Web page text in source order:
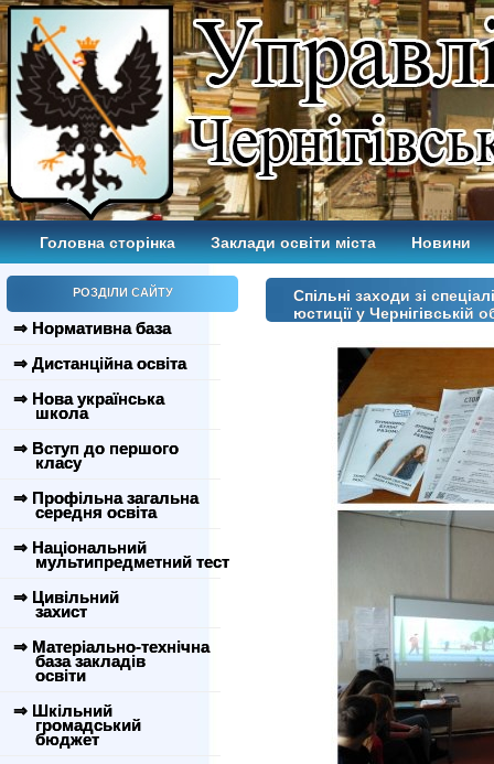
Головна сторінка Заклади освіти міста Новини
РОЗДІЛИ САЙТУ
⇒ Нормативна база
⇒ Дистанційна освіта
⇒ Нова українська
школа
⇒ Вступ до першого
класу
⇒ Профільна загальна
середня освіта
⇒ Національний
мультипредметний тест
⇒ Цивільний
захист
⇒ Матеріально-технічна
база закладів
освіти
⇒ Шкільний
громадський
бюджет
Спільні заходи зі
юстиції у Чернігівській